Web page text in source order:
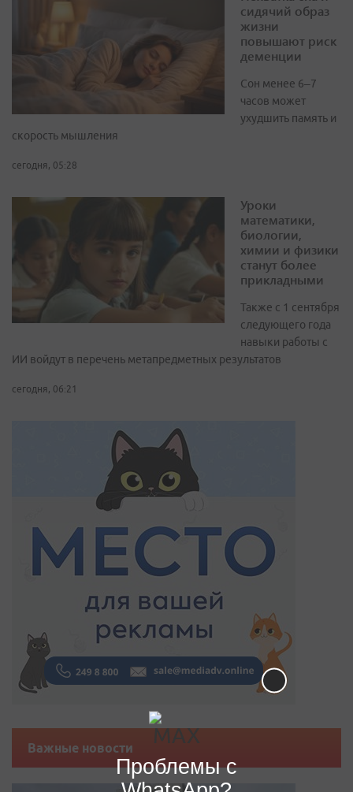
сидячий образ
жизни
повышают риск
деменции
Сон менее 6–7
часов может
ухудшить память и
скорость мышления
сегодня, 05:28
Уроки
математики,
биологии,
химии и физики
станут более
прикладными
Также с 1 сентября
следующего года
навыки работы с
ИИ войдут в перечень метапредметных результатов
сегодня, 06:21
Важные новости
Проблемы с